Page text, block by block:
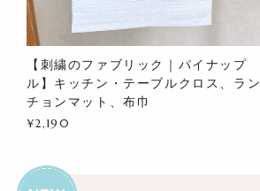
【刺繍のファブリック｜パイナップ
ル】キッチン・テーブルクロス、ラン
チョンマット、布巾
¥2,190